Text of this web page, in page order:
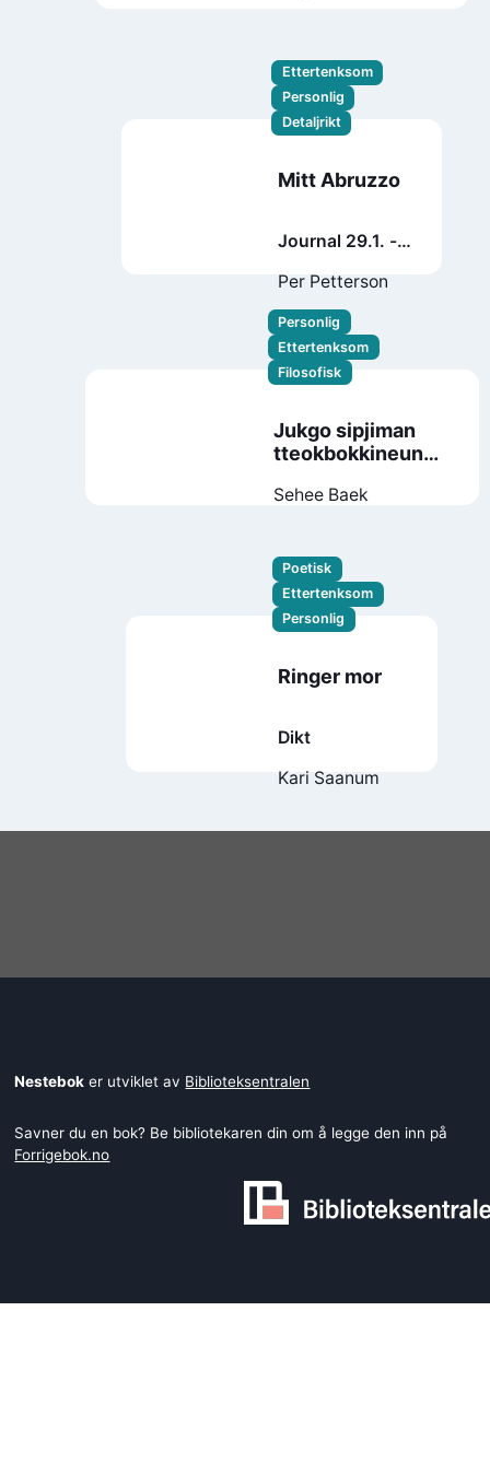
Ettertenksom
Personlig
Detaljrikt
Mitt Abruzzo
Journal 29.1. -
Per Petterson
Personlig
Ettertenksom
Filosofisk
Jukgo sipjiman
tteokbokkineun
Sehee Baek
Poetisk
Ettertenksom
Personlig
Ringer mor
Dikt
Kari Saanum
Nestebok er utviklet av Biblioteksentralen
Savner du en bok? Be bibliotekaren din om å legge den inn på
Forrigebok.no